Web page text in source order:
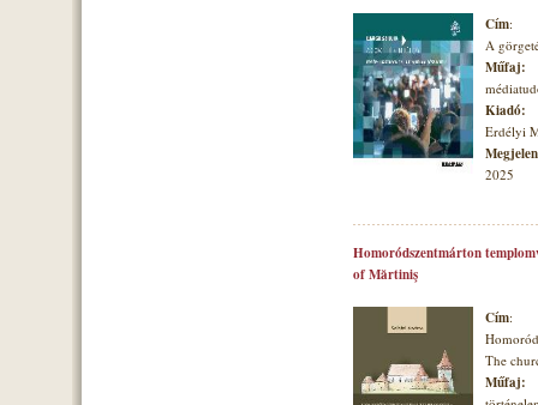
Cím:
A
Műfaj:
Kiadó:
Erdélyi
2025
Homoródszentmárton
of Mărtiniş
Cím:
The
Műfaj: